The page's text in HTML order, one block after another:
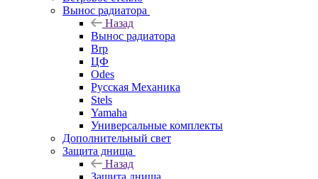
Вынос радиатора
Назад
Вынос радиатора
Brp
ЦФ
Odes
Русская Механика
Stels
Yamaha
Универсальные комплекты
Дополнительный свет
Защита днища
Назад
Защита днища